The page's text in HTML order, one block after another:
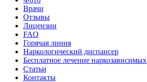
Врачи
Отзывы
Лицензии
FAQ
Горячая линия
Наркологический диспансер
Бесплатное лечение наркозависимых
Статьи
Контакты